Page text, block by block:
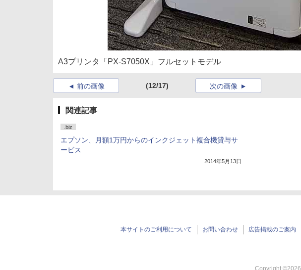
A3プリンタ「PX-S7050X」フルセットモデル
前の画像 (12/17) 次の画像
関連記事
.biz
エプソン、月額1万円からのインクジェット複合機貸与サ
ービス
2014年5月13日
本サイトのご利用について お問い合わせ 広告掲載のご案内
Copyright ©2026